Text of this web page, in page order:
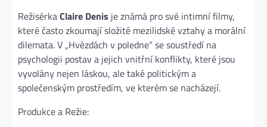
RežisérkaClaire Denis je známá pro své intimní filmy,
které často zkoumají složité mezilidské vztahy a morální
dilemata. V „Hvězdách v poledne“ se soustředí na
psychologii postav a jejich vnitřní konflikty, které jsou
vyvolány nejen láskou, ale také politickým a
společenským prostředím, ve kterém se nacházejí.
Produkce a Režie: